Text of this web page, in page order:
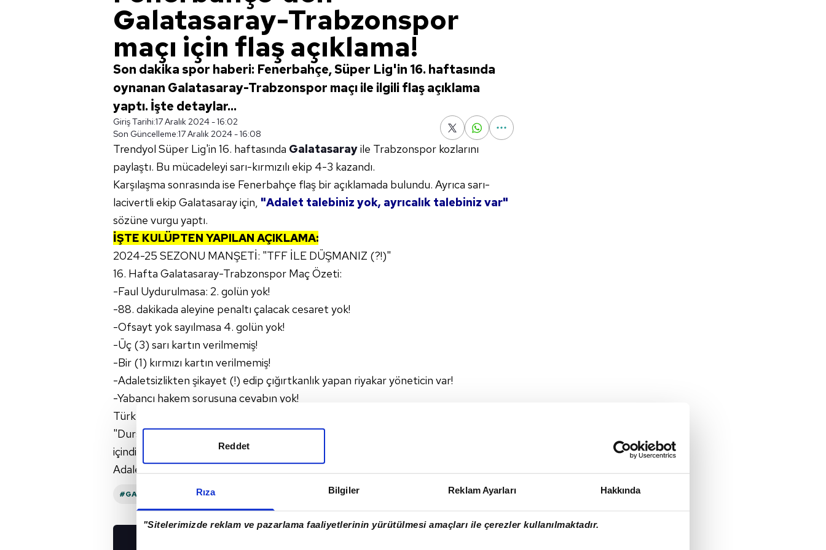
Rıza Bilgiler Reklam Ayarları Hakkında
"Sitelerimizde reklam ve pazarlama faaliyetlerinin yürütülmesi amaçları ile çerezler kullanılmaktadır.
Reddet
Galatasaray-Trabzonspor
maçı için flaş açıklama!
Son dakika spor haberi: Fenerbahçe, Süper Lig'in 16. haftasında
oynanan Galatasaray-Trabzonspor maçı ile ilgili flaş açıklama
yaptı. İşte detaylar...
Giriş Tarihi:17 Aralık 2024 - 16:02
Son Güncelleme:17 Aralık 2024 - 16:08
Trendyol Süper Lig'in 16. haftasında Galatasarayile Trabzonspor kozlarını
paylaştı. Bu mücadeleyi sarı-kırmızılı ekip 4-3 kazandı.
Karşılaşma sonrasında ise Fenerbahçe flaş bir açıklamada bulundu. Ayrıca sarı-
lacivertli ekip Galatasaray için, "Adalet talebiniz yok, ayrıcalık talebiniz var"
sözüne vurgu yaptı.
İŞTE KULÜPTEN YAPILAN AÇIKLAMA:
2024-25 SEZONU MANŞETİ: "TFF İLE DÜŞMANIZ (?!)"
16. Hafta Galatasaray-Trabzonspor Maç Özeti:
-Faul Uydurulmasa: 2. golün yok!
-88. dakikada aleyine penaltı çalacak cesaret yok!
-Ofsayt yok sayılmasa 4. golün yok!
-Üç (3) sarı kartın verilmemiş!
-Bir (1) kırmızı kartın verilmemiş!
-Adaletsizlikten şikayet (!) edip çığırtkanlık yapan riyakar yöneticin var!
-Yabancı hakem sorusuna cevabın yok!
Türk spor tarihinin en büyük yalanı;
"Dursun Özbek: Benim kavgam, Türk futboluna herkes için adaleti getirmek
içindir." sözüyle
Adalet talebiniz yok, ayrıcalık talebiniz var!
#GALATASARAY